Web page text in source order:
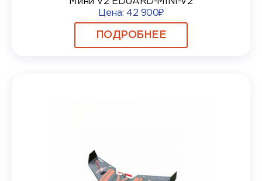
Цена:42 900₽
ПОДРОБНЕЕ